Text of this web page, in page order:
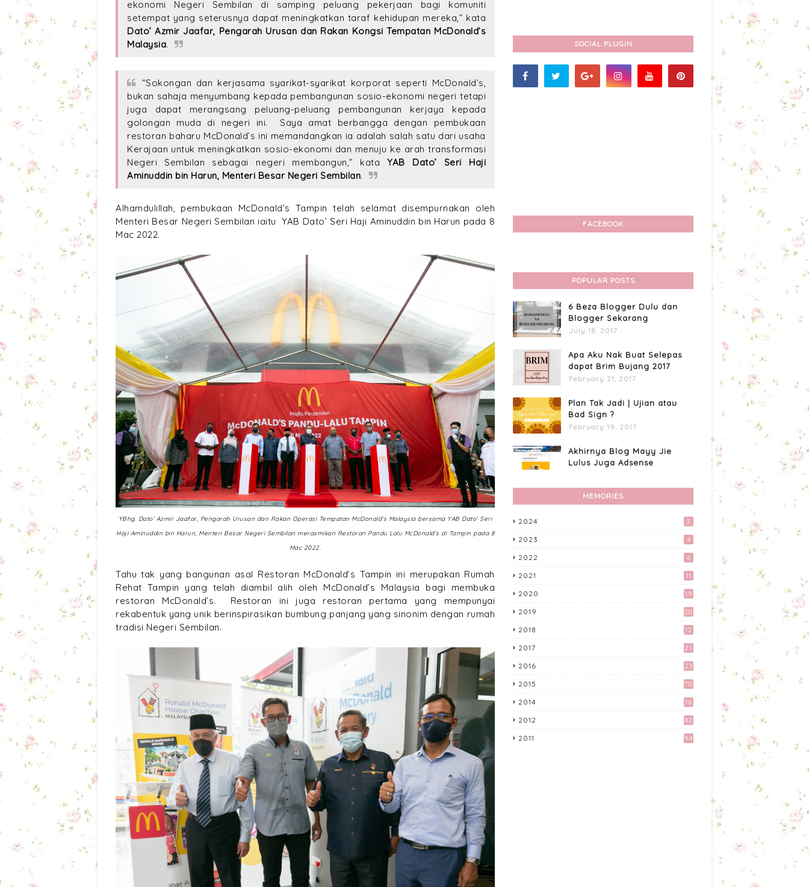
ekonomi Negeri Sembilan di samping peluang pekerjaan bagi komuniti
setempat yang seterusnya dapat meningkatkan taraf kehidupan mereka,” kata
Dato’ Azmir Jaafar, Pengarah Urusan dan Rakan Kongsi Tempatan McDonald’s
Malaysia.
“Sokongan dan kerjasama syarikat-syarikat korporat seperti McDonald’s,
bukan sahaja menyumbang kepada pembangunan sosio-ekonomi negeri tetapi
juga dapat merangsang peluang-peluang pembangunan kerjaya kepada
golongan muda di negeri ini. Saya amat berbangga dengan pembukaan
restoran baharu McDonald’s ini memandangkan ia adalah salah satu dari usaha
Kerajaan untuk meningkatkan sosio-ekonomi dan menuju ke arah transformasi
Negeri Sembilan sebagai negeri membangun,” kataYAB Dato’ Seri Haji
Aminuddin bin Harun, Menteri Besar Negeri Sembilan.
Alhamdulillah, pembukaan McDonald’s Tampin telah selamat disempurnakan oleh
Menteri Besar Negeri Sembilan iaitu YAB Dato’ Seri Haji Aminuddin bin Harun pada 8
Mac 2022.
YBhg. Dato’ Azmir Jaafar, Pengarah Urusan dan Rakan Operasi Tempatan McDonald’s Malaysia bersama YAB Dato’ Seri
Haji Aminuddin bin Harun, Menteri Besar Negeri Sembilan merasmikan Restoran Pandu Lalu McDonald’s di Tampin pada 8
Mac 2022.
Tahu tak yang bangunan asal Restoran McDonald’s Tampin ini merupakan Rumah
Rehat Tampin yang telah diambil alih oleh McDonald’s Malaysia bagi membuka
restoran McDonald’s. Restoran ini juga restoran pertama yang mempunyai
rekabentuk yang unik berinspirasikan bumbung panjang yang sinonim dengan rumah
tradisi Negeri Sembilan.
SOCIAL PLUGIN
FACEBOOK
POPULAR POSTS
6 Beza Blogger Dulu dan
Blogger Sekarang
July 18, 2017
Apa Aku Nak Buat Selepas
dapat Brim Bujang 2017
February 21, 2017
Plan Tak Jadi | Ujian atau
Bad Sign ?
February 19, 2017
Akhirnya Blog Mayy Jie
Lulus Juga Adsense
Custome Organizer
Kali Pertama Tempah Header
MEMORIES
2024 3
2023 4
2022 6
2021 11
2020 19
2019 20
2018
12
2017
21
2016
23
2015 70
2014 16
2012 82
2011 94